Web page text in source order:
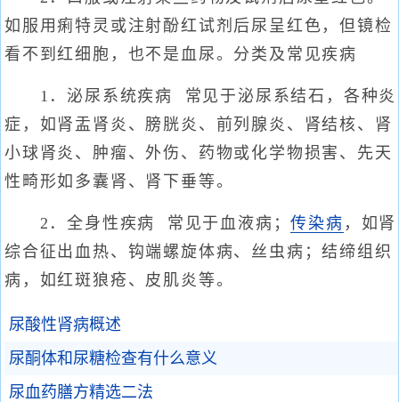
如服用痢特灵或注射酚红试剂后尿呈红色，但镜检
看不到红细胞，也不是血尿。分类及常见疾病
1．泌尿系统疾病 常见于泌尿系结石，各种炎
症，如肾盂肾炎、膀胱炎、前列腺炎、肾结核、肾
小球肾炎、肿瘤、外伤、药物或化学物损害、先天
性畸形如多囊肾、肾下垂等。
2．全身性疾病 常见于血液病；传染病 ，如肾
综合征出血热、钩端螺旋体病、丝虫病；结缔组织
病，如红斑狼疮、皮肌炎等。
尿酸性肾病概述
尿酮体和尿糖检查有什么意义
尿血药膳方精选二法